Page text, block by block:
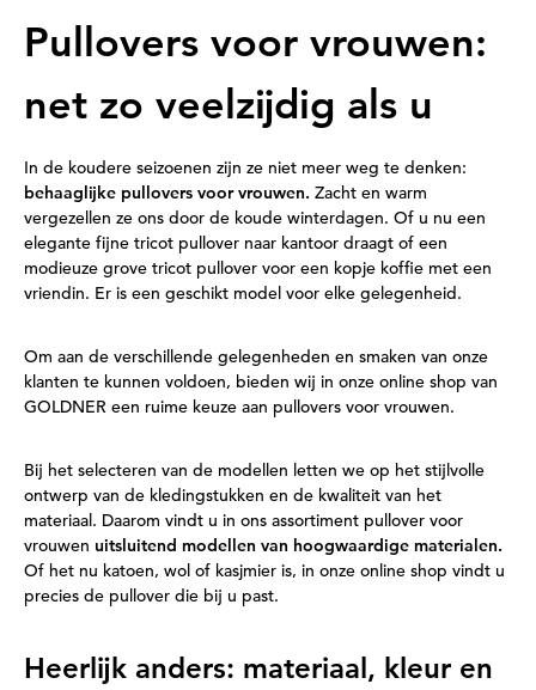
Pullovers voor vrouwen:
net zo veelzijdig als u
In de koudere seizoenen zijn ze niet meer weg te denken:
behaaglijke pullovers voor vrouwen. Zacht en warm
vergezellen ze ons door de koude winterdagen. Of u nu een
elegante fijne tricot pullover naar kantoor draagt of een
modieuze grove tricot pullover voor een kopje koffie met een
vriendin. Er is een geschikt model voor elke gelegenheid.
Om aan de verschillende gelegenheden en smaken van onze
klanten te kunnen voldoen, bieden wij in onze online shop van
GOLDNER een ruime keuze aan pullovers voor vrouwen.
Bij het selecteren van de modellen letten we op het stijlvolle
ontwerp van de kledingstukken en de kwaliteit van het
materiaal. Daarom vindt u in ons assortiment pullover voor
vrouwen uitsluitend modellen van hoogwaardige materialen.
Of het nu katoen, wol of kasjmier is, in onze online shop vindt u
precies de pullover die bij u past.
Heerlijk anders: materiaal, kleur en